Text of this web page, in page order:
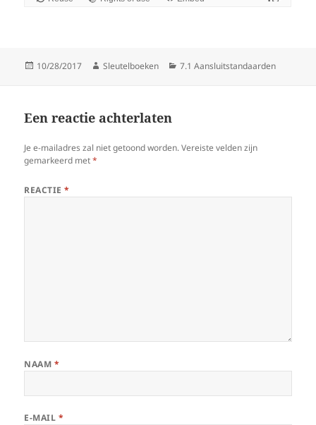
Gepubliceerd
10/28/2017 Auteur
Sleutelboeken Categorieën
7.1 Aansluitstandaarden
Een reactie achterlaten
Je e-mailadres zal niet getoond worden. Vereiste velden zijn
gemarkeerd met*
REACTIE*
NAAM *
E-MAIL *